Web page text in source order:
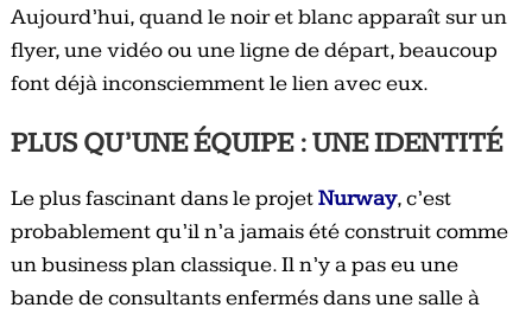
Aujourd’hui, quand le noir et blanc apparaît sur un
flyer, une vidéo ou une ligne de départ, beaucoup
font déjà inconsciemment le lien avec eux.
PLUS QU’UNE ÉQUIPE : UNE IDENTITÉ
Le plus fascinant dans le projetNurway, c’est
probablement qu’il n’a jamais été construit comme
un business plan classique. Il n’y a pas eu une
bande de consultants enfermés dans une salle à